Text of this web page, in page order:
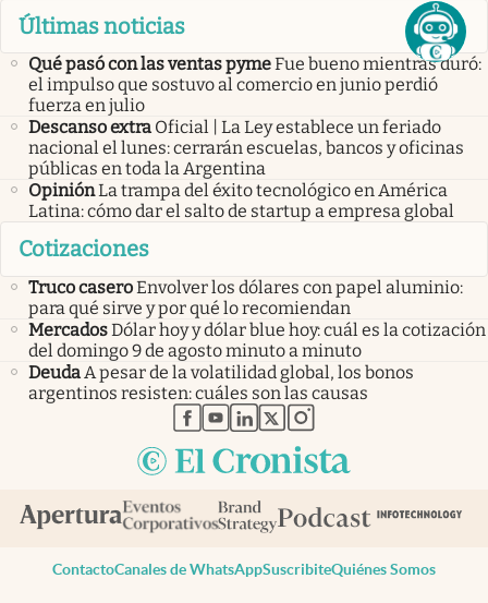
Últimas noticias
Qué pasó con las ventas pymeFue bueno mientras duró:
el impulso que sostuvo al comercio en junio perdió
fuerza en julio
Descanso extra Oficial | La Ley establece un feriado
nacional el lunes: cerrarán escuelas, bancos y oficinas
públicas en toda la Argentina
OpiniónLa trampa del éxito tecnológico en América
Latina: cómo dar el salto de startup a empresa global
Cotizaciones
Truco caseroEnvolver los dólares con papel aluminio:
para qué sirve y por qué lo recomiendan
MercadosDólar hoy y dólar blue hoy: cuál es la cotización
del domingo 9 de agosto minuto a minuto
Deuda A pesar de la volatilidad global, los bonos
argentinos resisten: cuáles son las causas
abre en nueva pestaña
abre en nueva pestaña
abre en nueva pestaña
abre en nueva pestaña
abre en nueva pestaña
ContactoCanales de WhatsAppSuscribiteQuiénes Somos